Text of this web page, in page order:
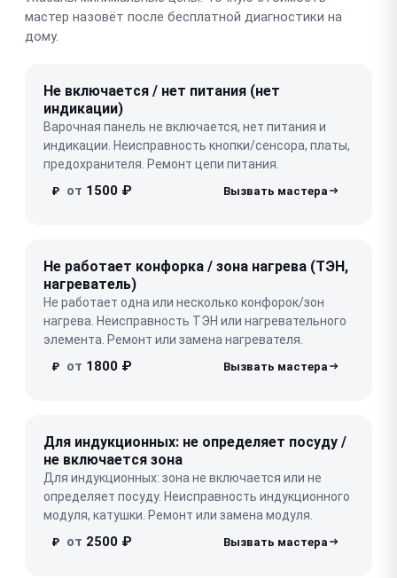
мастер назовёт после бесплатной диагностики на
дому.
Не включается / нет питания (нет
индикации)
Варочная панель не включается, нет питания и
индикации. Неисправность кнопки/сенсора, платы,
предохранителя. Ремонт цепи питания.
₽ от 1500 ₽
Не работает конфорка / зона нагрева (ТЭН,
нагреватель)
Не работает одна или несколько конфорок/зон
нагрева. Неисправность ТЭН или нагревательного
элемента. Ремонт или замена нагревателя.
₽ от 1800 ₽
Для индукционных: не определяет посуду /
не включается зона
Для индукционных: зона не включается или не
определяет посуду. Неисправность индукционного
модуля, катушки. Ремонт или замена модуля.
₽ от 2500 ₽